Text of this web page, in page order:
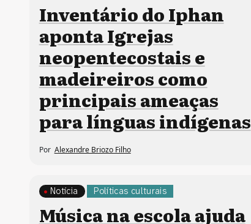
Inventário do Iphan
aponta Igrejas
neopentecostais e
madeireiros como
principais ameaças
para línguas indígenas
Por Alexandre Briozo Filho
Notícia Políticas culturais
Música na escola ajuda